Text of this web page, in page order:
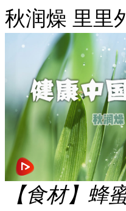
秋润燥 里里
【食材】蜂